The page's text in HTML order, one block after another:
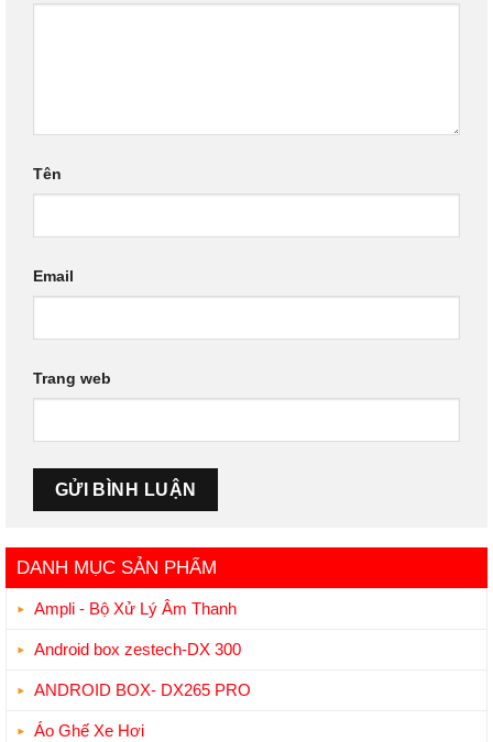
DANH MỤC SẢN PHẨM
Ampli - Bộ Xử Lý Âm Thanh
Android box zestech-DX 300
ANDROID BOX- DX265 PRO
Áo Ghế Xe Hơi
Tên
Email
Trang web